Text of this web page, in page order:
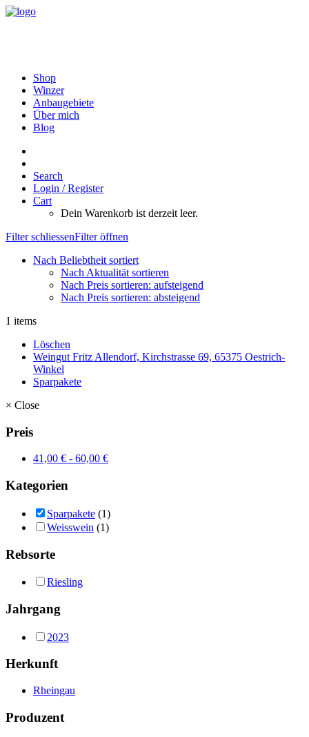
Shop
Winzer
Anbaugebiete
Über mich
Blog
Search
Login / Register
Cart
Dein Warenkorb ist derzeit leer.
Filter schliessenFilter öffnen
Nach Beliebtheit sortiert
Nach Aktualität sortieren
Nach Preis sortieren: aufsteigend
Nach Preis sortieren: absteigend
1 items
Löschen
Weingut Fritz Allendorf, Kirchstrasse 69, 65375 Oestrich-
Winkel
Sparpakete
× Close
Preis
41,00 € - 60,00 €
Kategorien
Sparpakete (1)
Weisswein (1)
Rebsorte
Riesling
Jahrgang
2023
Herkunft
Rheingau
Produzent